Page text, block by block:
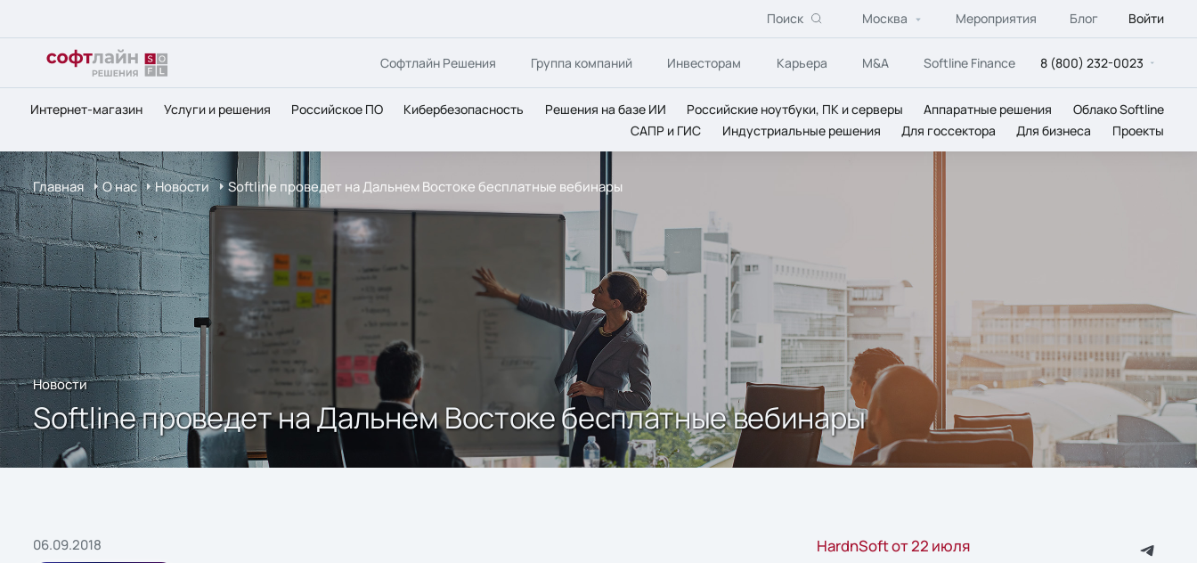
Поиск Москва Мероприятия Блог Войти
Софтлайн Решения Группа компаний Инвесторам Карьера M&A Softline Finance 8 (800) 232-0023
Интернет-магазин Услуги и решения Российское ПО Кибербезопасность Решения на базе ИИ Российские ноутбуки, ПК и серверы Аппаратные решения
Облако Softline
САПР и ГИС
Индустриальные решения Для госсектора Для бизнеса Проекты
Главная О нас Новости Softline проведет на Дальнем Востоке бесплатные вебинары
Новости
Softline проведет на Дальнем Востоке бесплатные вебинары
06.09.2018 HardnSoft от 22 июля